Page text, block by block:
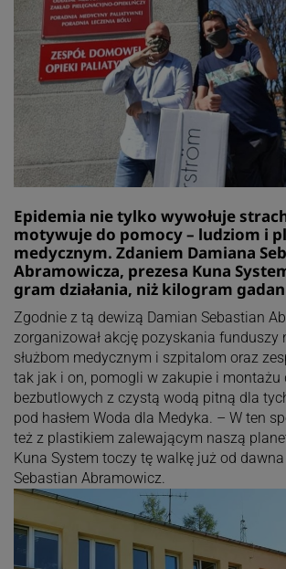
Epidemia nie tylko wywołuje
motywuje do pomocy – ludziom i
medycznym. Zdaniem Damiana
Abramowicza, prezesa Kuna
gram działania, niż kilogram
Zgodnie z tą dewizą Damian Sebastian
zorganizował akcję pozyskania funduszy
służbom medycznym i szpitalom oraz
tak jak i on, pomogli w zakupie i montażu
bezbutlowych z czystą wodą pitną dla
pod hasłem Woda dla Medyka. – W ten
też z plastikiem zalewającym naszą
Kuna System toczy tę walkę już od
Sebastian Abramowicz.